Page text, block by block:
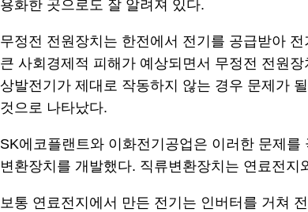
용화한 곳으로도 잘 알려져 있다.
무정전 전원장치는 한전에서 전기를 공급받아
큰 사회경제적 피해가 예상되면서 무정전 전원
상발전기가 제대로 작동하지 않는 경우 문제가
것으로 나타났다.
SK에코플랜트와 이화전기공업은 이러한 문제
변환장치를 개발했다. 직류변환장치는 연료전
보통 연료전지에서 만든 전기는 인버터를 거쳐